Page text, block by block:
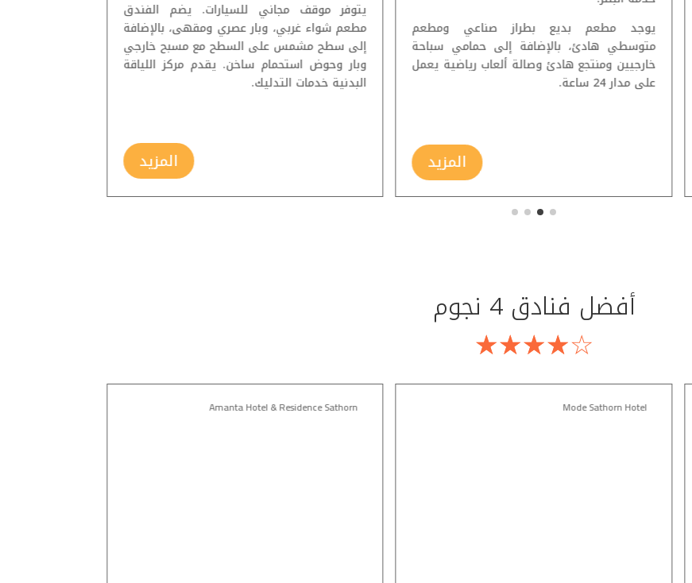
يتوفر موقف مجاني للسيارات. يضم الفندق
مطعم شواء غربي، وبار عصري ومقهى، بالإضافة
إلى سطح مشمس على السطح مع مسبح خارجي
وبار وحوض استحمام ساخن. يقدم مركز اللياقة
البدنية خدمات التدليك.
المزيد
يوجد مطعم بديع بطراز صناعي ومطعم
متوسطي هادئ، بالإضافة إلى حمامي سباحة
خارجيين ومنتجع هادئ وصالة ألعاب رياضية يعمل
على مدار 24 ساعة.
المزيد
أفضل فنادق 4 نجوم
☆☆☆☆☆
Amanta Hotel & Residence Sathorn Mode Sathorn Hotel